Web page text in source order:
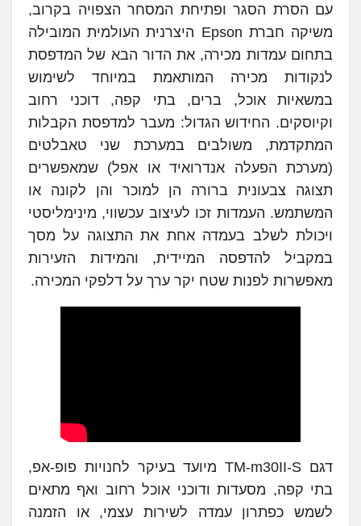
עם הסרת הסגר ופתיחת המסחר הצפויה בקרוב,
משיקה חברת Epson היצרנית העולמית המובילה
בתחום עמדות מכירה, את הדור הבא של המדפסת
לנקודות מכירה המותאמת במיוחד לשימוש
במשאיות אוכל, ברים, בתי קפה, דוכני רחוב
וקיוסקים. החידוש הגדול: מעבר למדפסת הקבלות
המתקדמת, משולבים במערכת שני טאבלטים
(מערכת הפעלה אנדרואיד או אפל) שמאפשרים
תצוגה צבעונית ברורה הן למוכר והן לקונה או
המשתמש. העמדות זכו לעיצוב עכשווי, מינימליסטי
ויכולת לשלב בעמדה אחת את התצוגה על מסך
במקביל להדפסה המיידית, והמידות הזעירות
מאפשרות לפנות שטח יקר ערך על דלפקי המכירה.
דגם TM-m30II-S מיועד בעיקר לחנויות פופ-אפ,
בתי קפה, מסעדות ודוכני אוכל רחוב ואף מתאים
לשמש כפתרון עמדה לשירות עצמי, או הזמנה